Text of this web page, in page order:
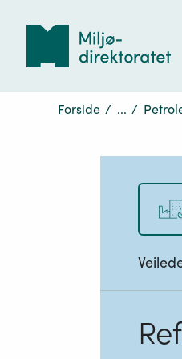
Forside / ... /